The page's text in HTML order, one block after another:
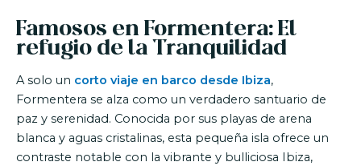
Famosos en Formentera: El
refugio de la Tranquilidad
A solo un corto viaje en barco desde Ibiza,
Formentera se alza como un verdadero santuario de
paz y serenidad. Conocida por sus playas de arena
blanca y aguas cristalinas, esta pequeña isla ofrece un
contraste notable con la vibrante y bulliciosa Ibiza,